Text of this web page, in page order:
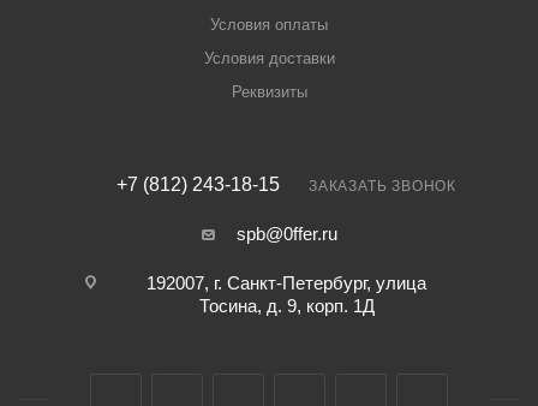
Условия оплаты
Условия доставки
Реквизиты
+7 (812) 243-18-15 ЗАКАЗАТЬ ЗВОНОК
spb@0ffer.ru
192007, г. Санкт-Петербург, улица
Тосина, д. 9, корп. 1Д